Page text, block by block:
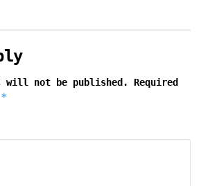
will not be published.
Required
*